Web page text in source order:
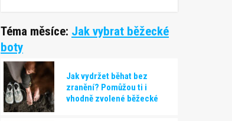
Téma měsíce: Jak vybrat běžecké
boty
Jak vydržet běhat bez
zranění? Pomůžou ti i
vhodně zvolené běžecké